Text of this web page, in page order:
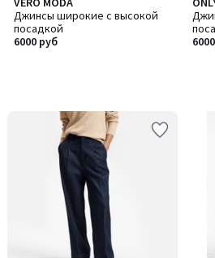
Джинсы широкие с высокой
посадкой
6000 руб